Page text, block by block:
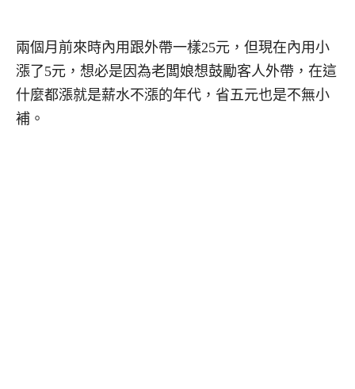
兩個月前來時內用跟外帶一樣25元，但現在內用小
漲了5元，想必是因為老闆娘想鼓勵客人外帶，在這
什麼都漲就是薪水不漲的年代，省五元也是不無小
補。